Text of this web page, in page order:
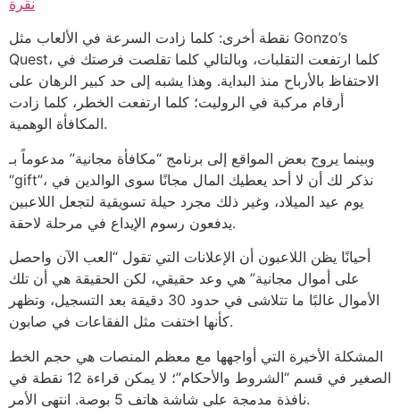
نقرة
نقطة أخرى: كلما زادت السرعة في الألعاب مثل Gonzo’s
Quest، كلما ارتفعت التقلبات، وبالتالي كلما تقلصت فرصتك في
الاحتفاظ بالأرباح منذ البداية. وهذا يشبه إلى حد كبير الرهان على
أرقام مركبة في الروليت؛ كلما ارتفعت الخطر، كلما زادت
المكافأة الوهمية.
وبينما يروج بعض المواقع إلى برنامج “مكافأة مجانية” مدعوماً بـ
“gift”، نذكر لك أن لا أحد يعطيك المال مجانًا سوى الوالدين في
يوم عيد الميلاد، وغير ذلك مجرد حيلة تسويقية لتجعل اللاعبين
يدفعون رسوم الإيداع في مرحلة لاحقة.
أحيانًا يظن اللاعبون أن الإعلانات التي تقول “العب الآن واحصل
على أموال مجانية” هي وعد حقيقي، لكن الحقيقة هي أن تلك
الأموال غالبًا ما تتلاشى في حدود 30 دقيقة بعد التسجيل، وتظهر
كأنها اختفت مثل الفقاعات في صابون.
المشكلة الأخيرة التي أواجهها مع معظم المنصات هي حجم الخط
الصغير في قسم “الشروط والأحكام”؛ لا يمكن قراءة 12 نقطة في
نافذة مدمجة على شاشة هاتف 5 بوصة. انتهى الأمر.